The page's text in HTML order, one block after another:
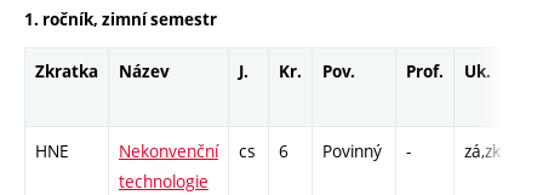
1. ročník, zimní semestr
Zkratka Název J. Kr. Pov. Prof. Uk.
HNE
Nekonvenční
technologie
cs 6 Povinný - zá,zk